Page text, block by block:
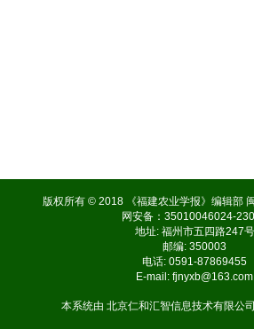
版权所有 © 2018 《福建农业学报》编辑部
网安备：35010046024-
地址: 福州市五四路247号
邮编: 350003
电话: 0591-87869455
E-mail: fjnyxb@163.com
本系统由 北京仁和汇智信息技术有限公司